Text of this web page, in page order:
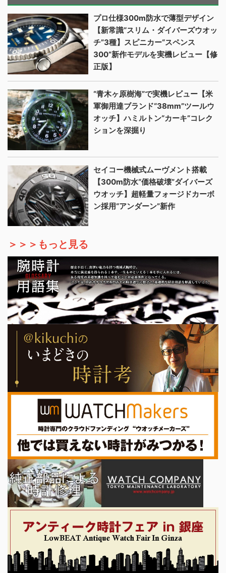
プロ仕様300m防水で薄型デザイン
【新常識“スリム・ダイバーズウオッ
チ”3種】スピニカー“スペンス
300”新作モデルを実機レビュー【修
正版】
“青木ヶ原樹海”で実機レビュー【米
軍御用達ブランド“38mm”ツールウ
オッチ】ハミルトン“カーキ”コレク
ションを深掘り
セイコー機械式ムーヴメント搭載
【300m防水“価格破壊”ダイバーズ
ウオッチ】超軽量フォージドカーボ
ン採用“アンダーン”新作
＞＞＞もっと見る